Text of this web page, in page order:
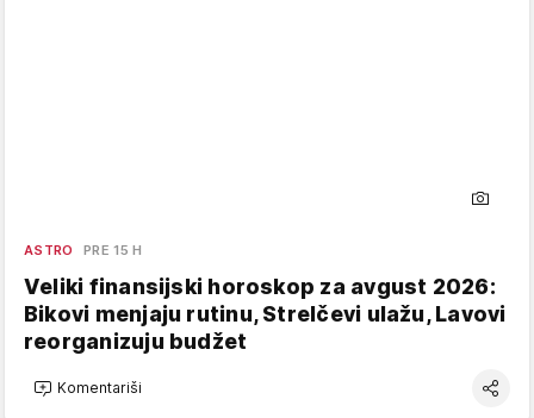
ASTRO PRE 15 H
Veliki finansijski horoskop za avgust 2026:
Bikovi menjaju rutinu, Strelčevi ulažu, Lavovi
reorganizuju budžet
Komentariši